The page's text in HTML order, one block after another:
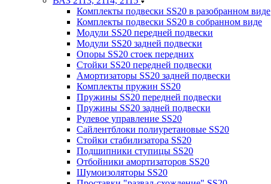
Комплекты подвески SS20 в разобранном виде
Комплекты подвески SS20 в собранном виде
Модули SS20 передней подвески
Модули SS20 задней подвески
Опоры SS20 стоек передних
Стойки SS20 передней подвески
Амортизаторы SS20 задней подвески
Комплекты пружин SS20
Пружины SS20 передней подвески
Пружины SS20 задней подвески
Рулевое управление SS20
Сайлентблоки полиуретановые SS20
Стойки стабилизатора SS20
Подшипники ступицы SS20
Отбойники амортизаторов SS20
Шумоизоляторы SS20